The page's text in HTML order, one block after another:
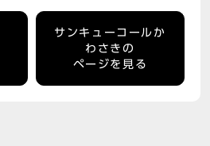
サンキューコールか
わさきの
ページを見る